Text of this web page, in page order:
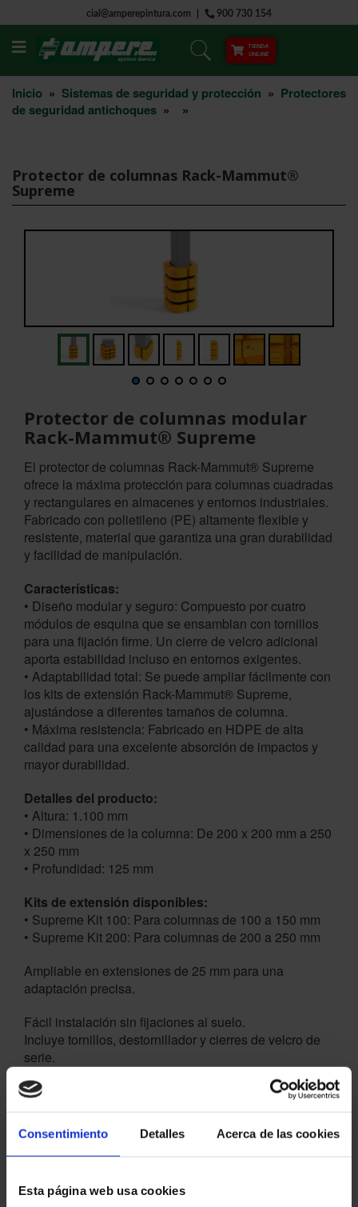
Consentimiento Detalles Acerca de las cookies
Esta página web usa cookies
cial@amperepintura.com 900 730 154
TIENDA
ONLINE
Inicio » Sistemas de seguridad y protección » Protectores
de seguridad antichoques » »
Protector de columnas Rack-Mammut®
Supreme
Protector de columnas modular
Rack-Mammut® Supreme
El protector de columnas Rack-Mammut® Supreme
ofrece la máxima protección para columnas cuadradas
y rectangulares en almacenes y entornos industriales.
Fabricado con polietileno (PE) altamente flexible y
resistente, material que garantiza una gran durabilidad
y facilidad de manipulación.
Características:
• Diseño modular y seguro: Compuesto por cuatro
módulos de esquina que se ensamblan con tornillos
para una fijación firme. Un cierre de velcro adicional
aporta estabilidad incluso en entornos exigentes.
• Adaptabilidad total: Se puede ampliar fácilmente con
los kits de extensión Rack-Mammut® Supreme,
ajustándose a diferentes tamaños de columna.
• Máxima resistencia: Fabricado en HDPE de alta
calidad para una excelente absorción de impactos y
mayor durabilidad.
Detalles del producto:
• Altura: 1.100 mm
• Dimensiones de la columna: De 200 x 200 mm a 250
x 250 mm
• Profundidad: 125 mm
Kits de extensión disponibles:
• Supreme Kit 100: Para columnas de 100 a 150 mm
• Supreme Kit 200: Para columnas de 200 a 250 mm
Ampliable en extensiones de 25 mm para una
adaptación precisa.
Fácil instalación sin fijaciones al suelo.
Incluye tornillos, destornillador y cierres de velcro de
serie.
Protege las columnas de manera eficiente y duradera
con la calidad garantizada deRack-Mammut®.
Enviar a un amigo
COMPRA ONLINE